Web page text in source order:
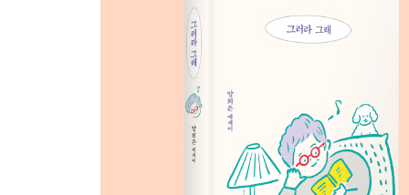
20년 만에 다시 만난 미미와 보보
5 나답게 살면 그만이지
여자라고 주례 서지 말라는 법 있나
시간이 안 난다는 말